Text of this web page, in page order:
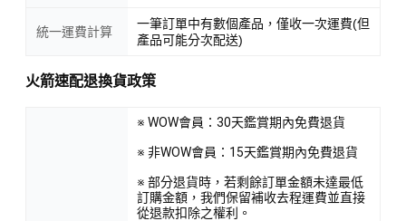
統一運費計算
一筆訂單中有數個產品，僅收一次運費(但
產品可能分次配送)
火箭速配退換貨政策
※ WOW會員：30天鑑賞期內免費退貨
※ 非WOW會員：15天鑑賞期內免費退貨
※ 部分退貨時，若剩餘訂單金額未達最低
訂購金額，我們保留補收去程運費並直接
從退款扣除之權利。